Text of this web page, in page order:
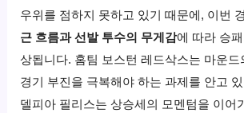
우위를 점하지 못하고 있기 때문에, 이번
근 흐름과 선발 투수의 무게감에 따라 승
상됩니다. 홈팀 보스턴 레드삭스는 마운드
경기 부진을 극복해야 하는 과제를 안고
델피아 필리스는 상승세의 모멘텀을 이어